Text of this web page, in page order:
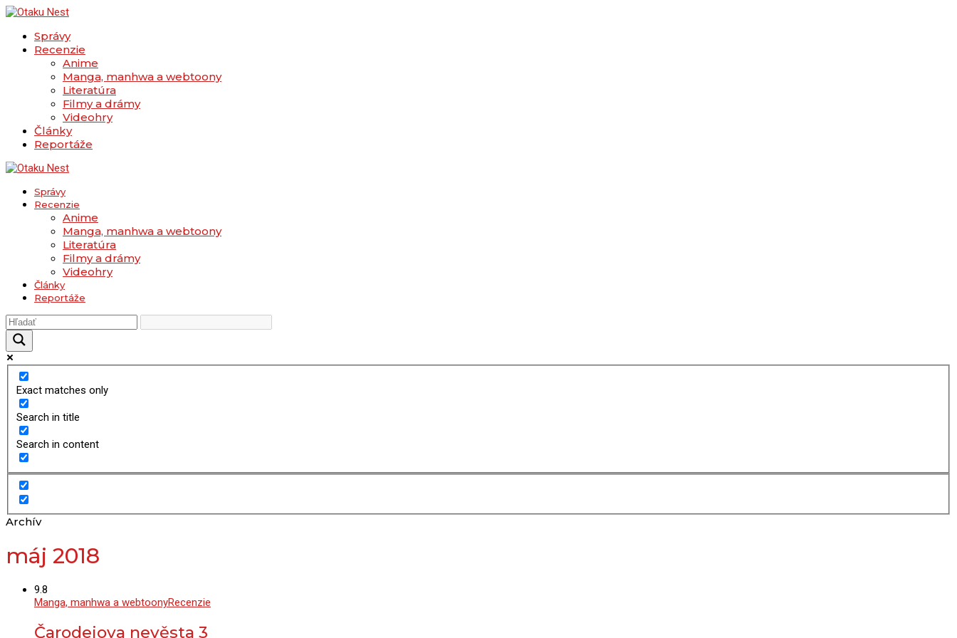
Správy
Recenzie
Anime
Manga, manhwa a webtoony
Literatúra
Filmy a drámy
Videohry
Články
Reportáže
Správy
Recenzie
Anime
Manga, manhwa a webtoony
Literatúra
Filmy a drámy
Videohry
Články
Reportáže
Exact matches only
Search in title
Search in content
Archív
máj 2018
9.8
Manga, manhwa a webtoonyRecenzie
Čarodejova nevěsta 3